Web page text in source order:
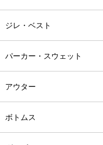
ジレ・ベスト
パーカー・スウェット
アウター
ボトムス